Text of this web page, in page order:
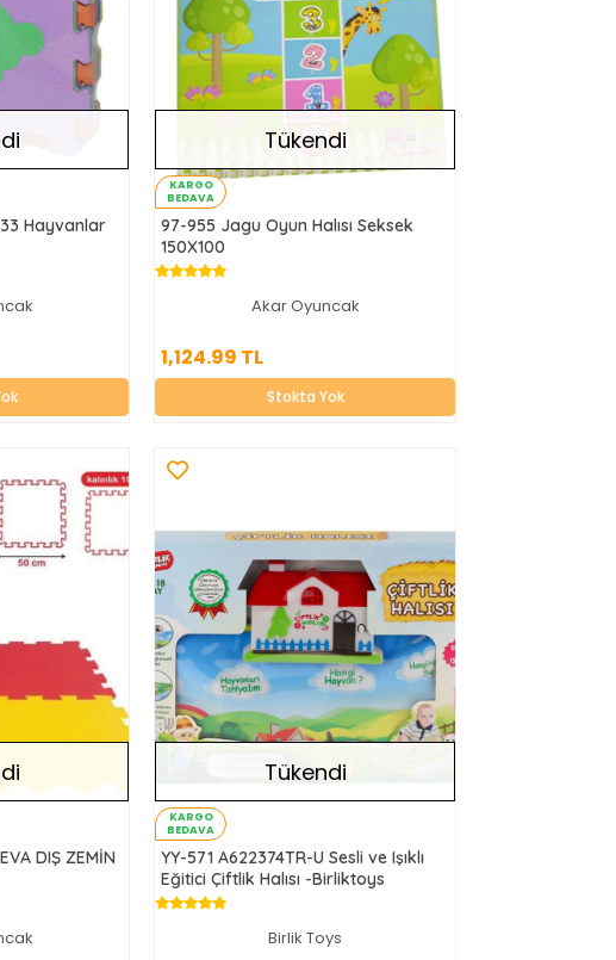
Hayvanlar
KARGO
BEDAVA
Tükendi
97-955 Jagu Oyun Halısı Seksek
150X100
Akar Oyuncak
1,124.99 TL
Stokta Yok
DIŞ ZEMİN
KARGO
BEDAVA
Tükendi
YY-571 A622374TR-U Sesli ve Işıklı
Eğitici Çiftlik Halısı -Birliktoys
Birlik Toys